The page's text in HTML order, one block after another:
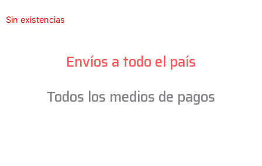
Sin existencias
Envíos a todo el país
Todos los medios de pagos